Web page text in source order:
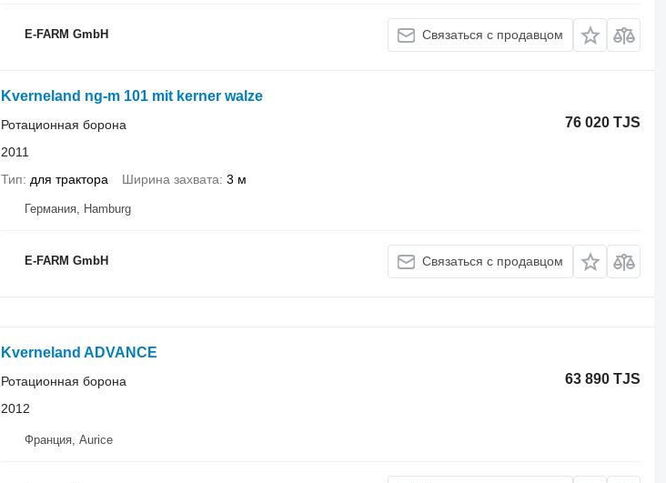
E-FARM GmbH Связаться с продавцом
Kverneland ng-m 101 mit kerner walze
76 020 TJS
Ротационная борона
2011
Тип
для трактора Ширина захвата 3 м
Германия, Hamburg
E-FARM GmbH Связаться с продавцом
Kverneland ADVANCE
63 890 TJS
Ротационная борона
2012
Франция, Aurice